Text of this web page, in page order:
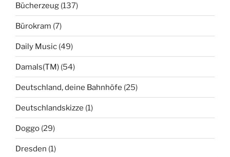
Bücherzeug (137)
Bürokram (7)
Daily Music (49)
Damals(TM) (54)
Deutschland, deine Bahnhöfe (25)
Deutschlandskizze (1)
Doggo (29)
Dresden (1)